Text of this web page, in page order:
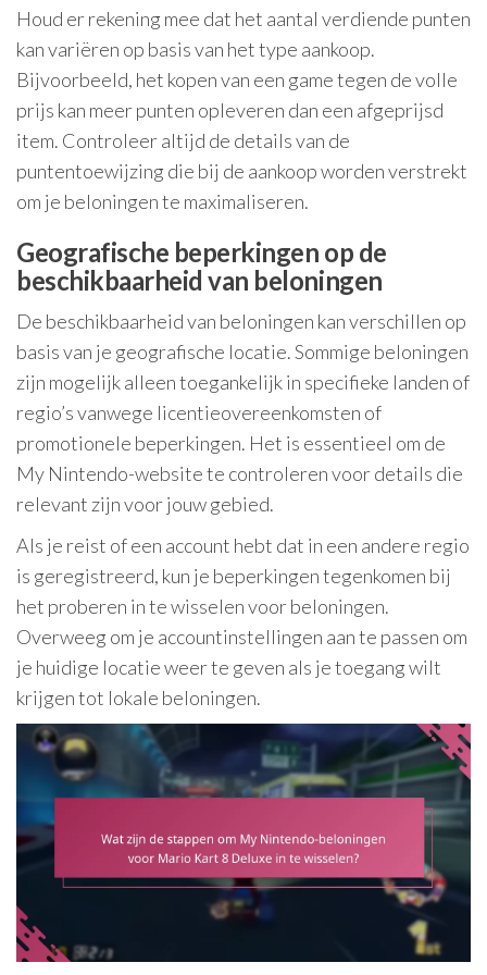
Houd er rekening mee dat het aantal verdiende punten
kan variëren op basis van het type aankoop.
Bijvoorbeeld, het kopen van een game tegen de volle
prijs kan meer punten opleveren dan een afgeprijsd
item. Controleer altijd de details van de
puntentoewijzing die bij de aankoop worden verstrekt
om je beloningen te maximaliseren.
Geografische beperkingen op de
beschikbaarheid van beloningen
De beschikbaarheid van beloningen kan verschillen op
basis van je geografische locatie. Sommige beloningen
zijn mogelijk alleen toegankelijk in specifieke landen of
regio’s vanwege licentieovereenkomsten of
promotionele beperkingen. Het is essentieel om de
My Nintendo-website te controleren voor details die
relevant zijn voor jouw gebied.
Als je reist of een account hebt dat in een andere regio
is geregistreerd, kun je beperkingen tegenkomen bij
het proberen in te wisselen voor beloningen.
Overweeg om je accountinstellingen aan te passen om
je huidige locatie weer te geven als je toegang wilt
krijgen tot lokale beloningen.